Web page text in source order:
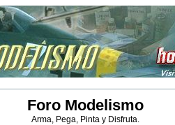
Foro Modelismo
Arma, Pega, Pinta y Disfruta.